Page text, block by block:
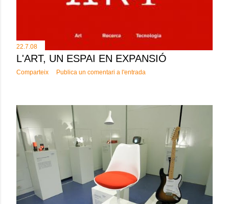
22.7.08
L'ART, UN ESPAI EN EXPANSIÓ
Comparteix Publica un comentari a l'entrada